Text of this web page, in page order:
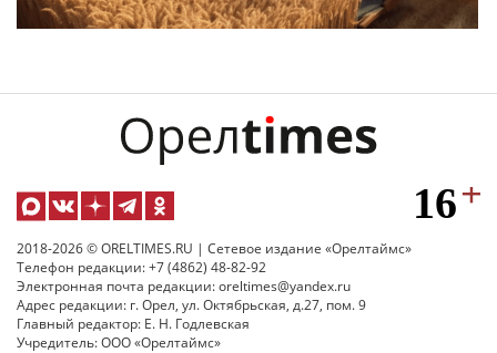
2018-2026 © ORELTIMES.RU | Сетевое издание «Орелтаймс»
Телефон редакции: +7 (4862) 48-82-92
Электронная почта редакции: oreltimes@yandex.ru
Адрес редакции: г. Орел, ул. Октябрьская, д.27, пом. 9
Главный редактор: Е. Н. Годлевская
Учредитель: ООО «Орелтаймс»